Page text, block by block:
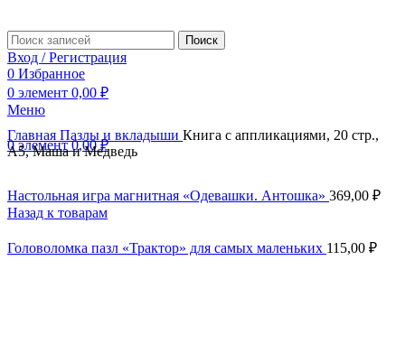
Поиск
Вход / Регистрация
0 Избранное
0 элемент 0,00 ₽
Меню
0элемент 0,00₽
Главная Пазлы и вкладыши Книга с аппликациями, 20 стр.,
А5, Маша и Медведь
Настольная игра магнитная «Одевашки. Антошка» 369,00 ₽
Назад к товарам
Головоломка пазл «Трактор» для самых маленьких 115,00 ₽